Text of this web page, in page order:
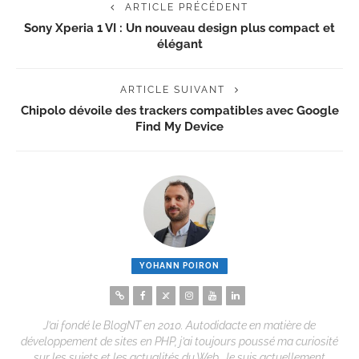
ARTICLE PRÉCÉDENT
Sony Xperia 1 VI : Un nouveau design plus compact et
élégant
ARTICLE SUIVANT
Chipolo dévoile des trackers compatibles avec Google
Find My Device
YOHANN POIRON
J’ai fondé le BlogNT en 2010. Autodidacte en matière de
développement de sites en PHP, j’ai toujours poussé ma curiosité